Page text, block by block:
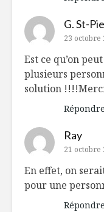
G. St-
23 octobre
Est ce qu’on
plusieurs
solution
Répondre
Ray
21 octobre
En effet, on
pour une
Répondre